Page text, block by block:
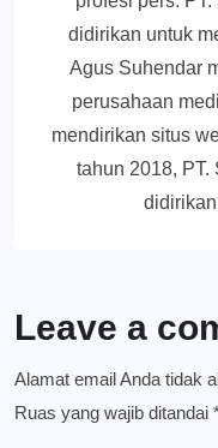
didirikan untuk
Agus Suhendar
perusahaan
mendirikan situs
tahun 2018, PT.
Leave a
Alamat email Anda tidak
Ruas yang wajib ditandai